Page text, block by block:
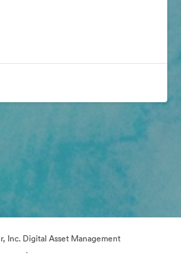
Inc. Digital Asset Management
·